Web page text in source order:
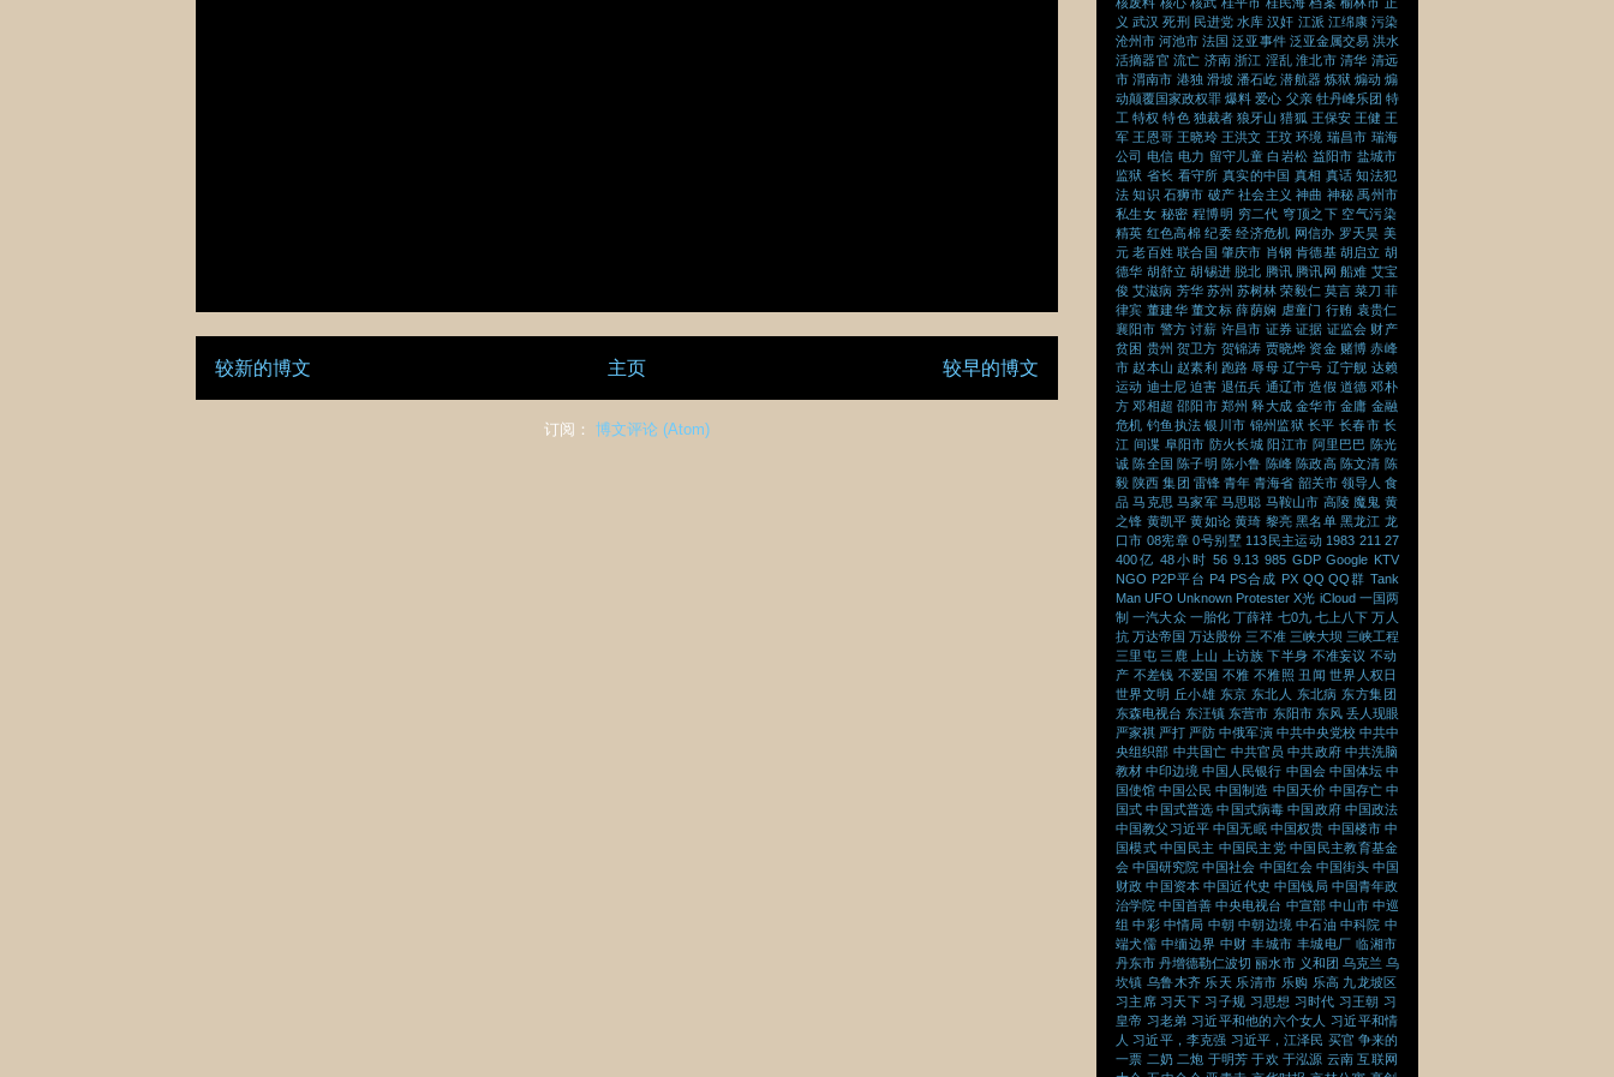
较新的博文 较早的博文
主页
订阅： 博文评论 (Atom)
义 武汉 死刑 民进党 水库 汉奸 江派 江绵康 污染
沧州市 河池市 法国 泛亚事件 泛亚金属交易 洪水
活摘器官 流亡 济南 浙江 淫乱 淮北市 清华 清远
市 渭南市 港独 滑坡 潘石屹 潜航器 炼狱 煽动 煽
动颠覆国家政权罪 爆料 爱心 父亲 牡丹峰乐团 特
工 特权 特色 独裁者 狼牙山 猎狐 王保安 王健 王
军 王恩哥 王晓玲 王洪文 王玟 环境 瑞昌市 瑞海
公司 电信 电力 留守儿童 白岩松 益阳市 盐城市
监狱 省长 看守所 真实的中国 真相 真话 知法犯
法 知识 石狮市 破产 社会主义 神曲 神秘 禹州市
私生女 秘密 程博明 穷二代 穹顶之下 空气污染
精英 红色高棉 纪委 经济危机 网信办 罗天昊 美
元 老百姓 联合国 肇庆市 肖钢 肯德基 胡启立 胡
德华 胡舒立 胡锡进 脱北 腾讯 腾讯网 船难 艾宝
俊 艾滋病 芳华 苏州 苏树林 荣毅仁 莫言 菜刀 菲
律宾 董建华 董文标 薛荫娴 虐童门 行贿 袁贵仁
襄阳市 警方 讨薪 许昌市 证券 证据 证监会 财产
贫困 贵州 贺卫方 贺锦涛 贾晓烨 资金 赌博 赤峰
市 赵本山 赵素利 跑路 辱母 辽宁号 辽宁舰 达赖
运动 迪士尼 迫害 退伍兵 通辽市 造假 道德 邓朴
方 邓相超 邵阳市 郑州 释大成 金华市 金庸 金融
危机 钓鱼执法 银川市 锦州监狱 长平 长春市 长
江 间谍 阜阳市 防火长城 阳江市 阿里巴巴 陈光
诚 陈全国 陈子明 陈小鲁 陈峰 陈政高 陈文清 陈
毅 陕西 集团 雷锋 青年 青海省 韶关市 领导人 食
品 马克思 马家军 马思聪 马鞍山市 高陵 魔鬼 黄
之锋 黄凯平 黄如论 黄琦 黎亮 黑名单 黑龙江 龙
口市 08宪章 0号别墅 113民主运动 1983 211 27
400亿 48小时 56 9.13 985 GDP Google KTV
NGO P2P平台 P4 PS合成 PX QQ QQ群 Tank
Man UFO Unknown Protester X光 iCloud 一国两
制 一汽大众 一胎化 丁薛祥 七0九 七上八下 万人
抗 万达帝国 万达股份 三不准 三峡大坝 三峡工程
三里屯 三鹿 上山 上访族 下半身 不准妄议 不动
产 不差钱 不爱国 不雅 不雅照 丑闻 世界人权日
世界文明 丘小雄 东京 东北人 东北病 东方集团
东森电视台 东汪镇 东营市 东阳市 东风 丢人现眼
严家祺 严打 严防 中俄军演 中共中央党校 中共中
央组织部 中共国亡 中共官员 中共政府 中共洗脑
教材 中印边境 中国人民银行 中国会 中国体坛 中
国使馆 中国公民 中国制造 中国天价 中国存亡 中
国式 中国式普选 中国式病毒 中国政府 中国政法
中国教父习近平 中国无眠 中国权贵 中国楼市 中
国模式 中国民主 中国民主党 中国民主教育基金
会 中国研究院 中国社会 中国红会 中国街头 中国
财政 中国资本 中国近代史 中国钱局 中国青年政
治学院 中国首善 中央电视台 中宣部 中山市 中巡
组 中彩 中情局 中朝 中朝边境 中石油 中科院 中
端犬儒 中缅边界 中财 丰城市 丰城电厂 临湘市
丹东市 丹增德勒仁波切 丽水市 义和团 乌克兰 乌
坎镇 乌鲁木齐 乐天 乐清市 乐购 乐高 九龙坡区
习主席 习天下 习子规 习思想 习时代 习王朝 习
皇帝 习老弟 习近平和他的六个女人 习近平和情
人 习近平，李克强 习近平，江泽民 买官 争来的
一票 二奶 二炮 于明芳 于欢 于泓源 云南 互联网